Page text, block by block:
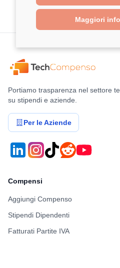
Maggiori
Portiamo trasparenza nel settore
su stipendi e aziende.
Per le Aziende
Compensi
Aggiungi Compenso
Stipendi Dipendenti
Fatturati Partite IVA